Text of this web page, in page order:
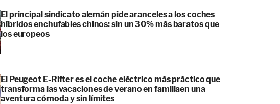
El principal sindicato alemán pide aranceles a los coches
híbridos enchufables chinos: sin un 30% más baratos que
los europeos
El Peugeot E-Rifter es el coche eléctrico más práctico que
transforma las vacaciones de verano en familiaen una
aventura cómoda y sin límites